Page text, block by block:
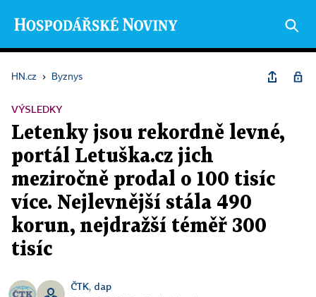
HN.cz › Byznys
VÝSLEDKY
Letenky jsou rekordně levné,
portál Letuška.cz jich
meziročně prodal o 100 tisíc
více. Nejlevnější stála 490
korun, nejdražší téměř 300
tisíc
ČTK, dap